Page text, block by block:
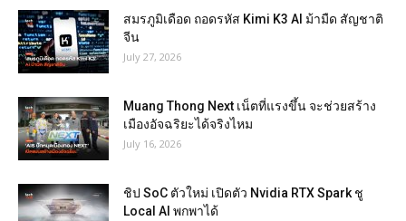
สมรภูมิเดือด ถอดรหัส Kimi K3 AI ม้ามืด สัญชาติ
จีน
July 27, 2026
Muang Thong Next เน็ตที่แรงขึ้น จะช่วยสร้าง
เมืองอัจฉริยะได้จริงไหม
July 16, 2026
ชิป SoC ตัวใหม่ เปิดตัว Nvidia RTX Spark ชู
Local AI พกพาได้